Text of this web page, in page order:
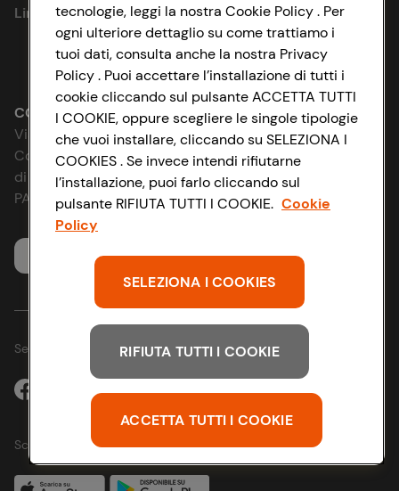
Cookie Policy
Impostazioni Cookie
Accessibilità
D&I e Parità di Genere
Strategia Fiscale
Link utili
Lavora con noi
Le cooperative
News & Approfondimenti
Richiami prodotto
Whistleblowing
CONAD SOCIETÀ COOPERATIVA
Via Michelino, 59 | 40127 BOLOGNA
Codice Fiscale e Registro Imprese
di Bologna 00865960157
PARTITA IVA 03320960374
Servizio clienti
Seguici sui Social:
Scarica l'app
tecnologie, leggi la nostra Cookie Policy . Per
ogni ulteriore dettaglio su come trattiamo i
tuoi dati, consulta anche la nostra Privacy
Policy . Puoi accettare l’installazione di tutti i
cookie cliccando sul pulsante ACCETTA TUTTI
I COOKIE, oppure scegliere le singole tipologie
che vuoi installare, cliccando su SELEZIONA I
COOKIES . Se invece intendi rifiutarne
l’installazione, puoi farlo cliccando sul
pulsante RIFIUTA TUTTI I COOKIE. Cookie
Policy
SELEZIONA I COOKIES
RIFIUTA TUTTI I COOKIE
ACCETTA TUTTI I COOKIE